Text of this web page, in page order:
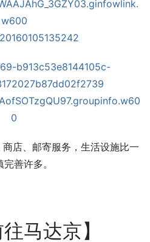
店、邮寄服务，生活设施比一
善许多。
马达京】